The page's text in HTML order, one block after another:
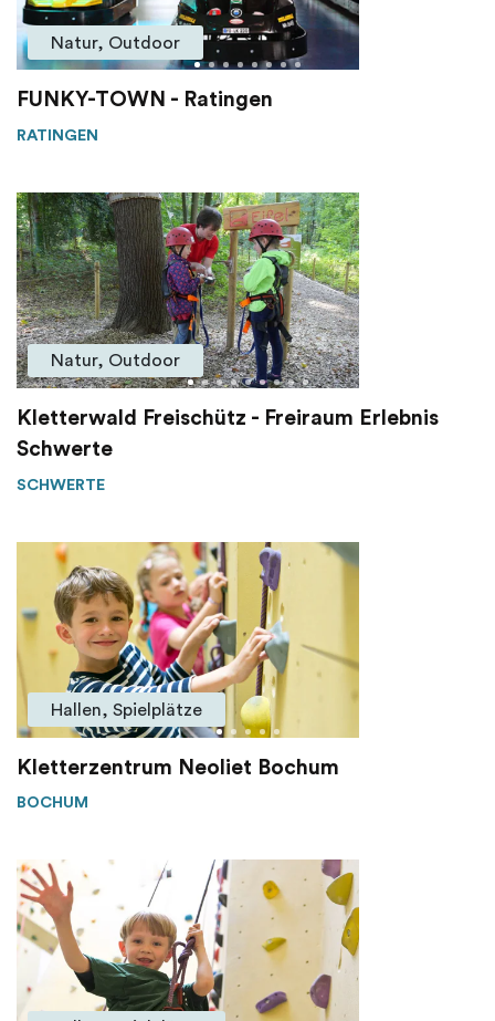
Natur, Outdoor
FUNKY-TOWN - Ratingen
RATINGEN
Natur, Outdoor
Kletterwald Freischütz - Freiraum Erlebnis
Schwerte
SCHWERTE
Hallen, Spielplätze
Kletterzentrum Neoliet Bochum
BOCHUM